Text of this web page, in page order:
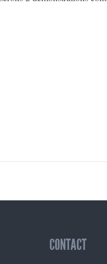
CONTACT